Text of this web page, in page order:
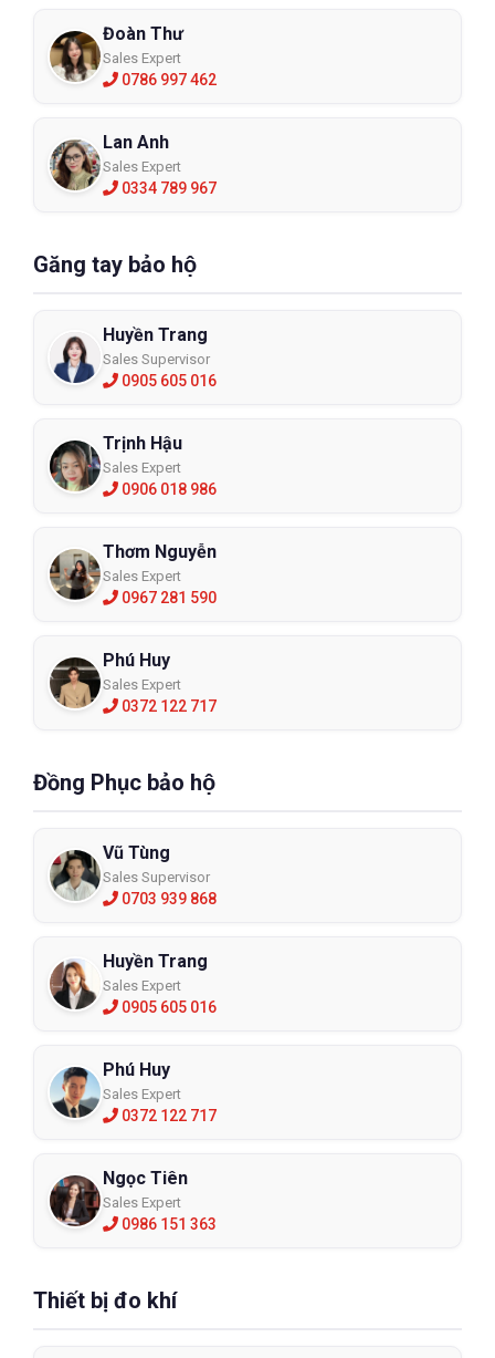
Đoàn Thư
Sales Expert
0786 997 462
Lan Anh
Sales Expert
0334 789 967
Găng tay bảo hộ
Huyền Trang
Sales Supervisor
0905 605 016
Trịnh Hậu
Sales Expert
0906 018 986
Thơm Nguyễn
Sales Expert
0967 281 590
Phú Huy
Sales Expert
0372 122 717
Đồng Phục bảo hộ
Vũ Tùng
Sales Supervisor
0703 939 868
Huyền Trang
Sales Expert
0905 605 016
Phú Huy
Sales Expert
0372 122 717
Ngọc Tiên
Sales Expert
0986 151 363
Thiết bị đo khí